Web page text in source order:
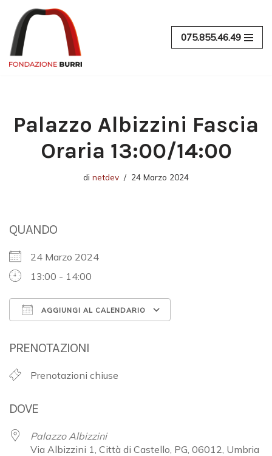
Vai
al
contenuto
075.855.46.49
Palazzo Albizzini Fascia
Oraria 13:00/14:00
di netdev 24 Marzo 2024
QUANDO
24 Marzo 2024
13:00 - 14:00
AGGIUNGI AL CALENDARIO
PRENOTAZIONI
Prenotazioni chiuse
DOVE
Palazzo Albizzini
Via Albizzini 1, Città di Castello, PG, 06012, Umbria